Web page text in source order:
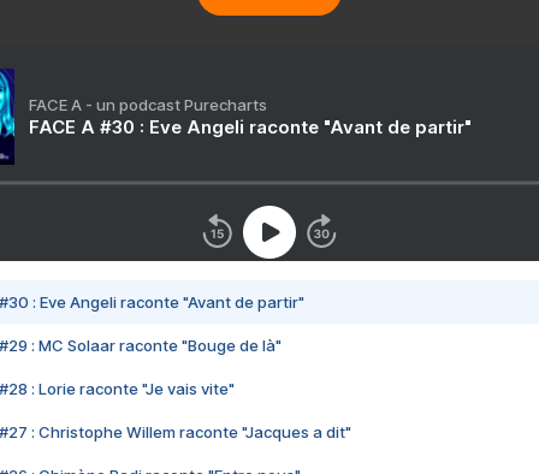
FACE A - un podcast Purecharts
FACE A #30 : Eve Angeli raconte "Avant de partir"
#30 : Eve Angeli raconte "Avant de partir"
#29 : MC Solaar raconte "Bouge de là"
#28 : Lorie raconte "Je vais vite"
#27 : Christophe Willem raconte "Jacques a dit"